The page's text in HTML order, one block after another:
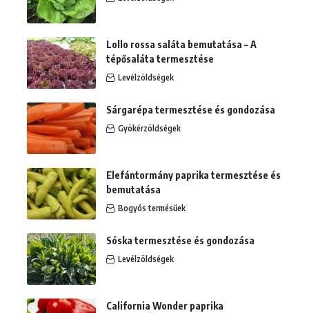
Lollo rossa saláta bemutatása – A
tépősaláta termesztése
Levélzöldségek
Sárgarépa termesztése és gondozása
Gyökérzöldségek
Elefántormány paprika termesztése és
bemutatása
Bogyós termésűek
Sóska termesztése és gondozása
Levélzöldségek
California Wonder paprika